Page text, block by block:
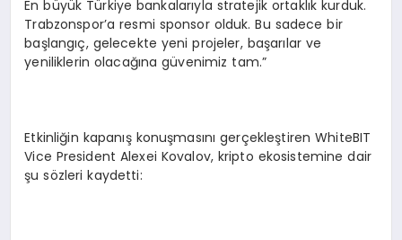
En büyük Türkiye bankalarıyla stratejik ortaklık kurduk.
Trabzonspor’a resmi sponsor olduk. Bu sadece bir
başlangıç, gelecekte yeni projeler, başarılar ve
yeniliklerin olacağına güvenimiz tam.”
Etkinliğin kapanış konuşmasını gerçekleştiren WhiteBIT
Vice President Alexei Kovalov, kripto ekosistemine dair
şu sözleri kaydetti: